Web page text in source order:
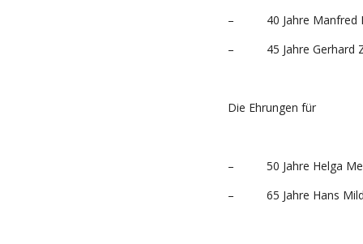
– 40 Jahre Manfred
– 45 Jahre Gerhard
Die Ehrungen für
– 50 Jahre Helga
– 65 Jahre Hans